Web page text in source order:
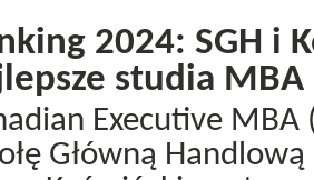
2024: SGH i
studia MBA
Executive MBA
Główną